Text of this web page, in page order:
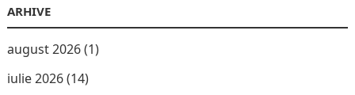
ARHIVE
august 2026(1)
iulie 2026(14)